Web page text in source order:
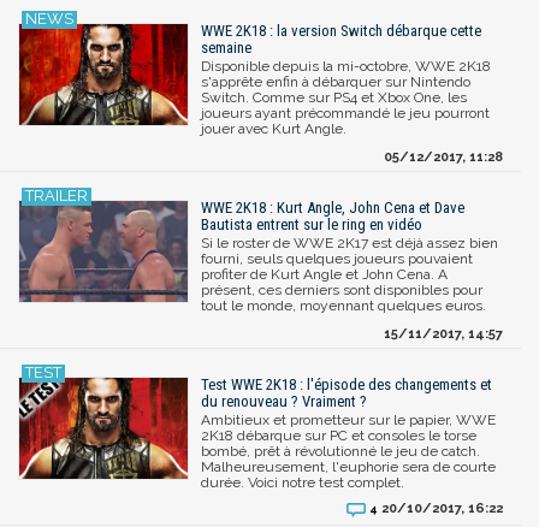
WWE 2K18 : la version Switch débarque cette
semaine
Disponible depuis la mi-octobre, WWE 2K18
s'apprête enfin à débarquer sur Nintendo
Switch. Comme sur PS4 et Xbox One, les
joueurs ayant précommandé le jeu pourront
jouer avec Kurt Angle.
05/12/2017, 11:28
WWE 2K18 : Kurt Angle, John Cena et Dave
Bautista entrent sur le ring en vidéo
Si le roster de WWE 2K17 est déjà assez bien
fourni, seuls quelques joueurs pouvaient
profiter de Kurt Angle et John Cena. A
présent, ces derniers sont disponibles pour
tout le monde, moyennant quelques euros.
15/11/2017, 14:57
Test WWE 2K18 : l'épisode des changements et
du renouveau ? Vraiment ?
Ambitieux et prometteur sur le papier, WWE
2K18 débarque sur PC et consoles le torse
bombé, prêt à révolutionné le jeu de catch.
Malheureusement, l'euphorie sera de courte
durée. Voici notre test complet.
4 20/10/2017, 16:22